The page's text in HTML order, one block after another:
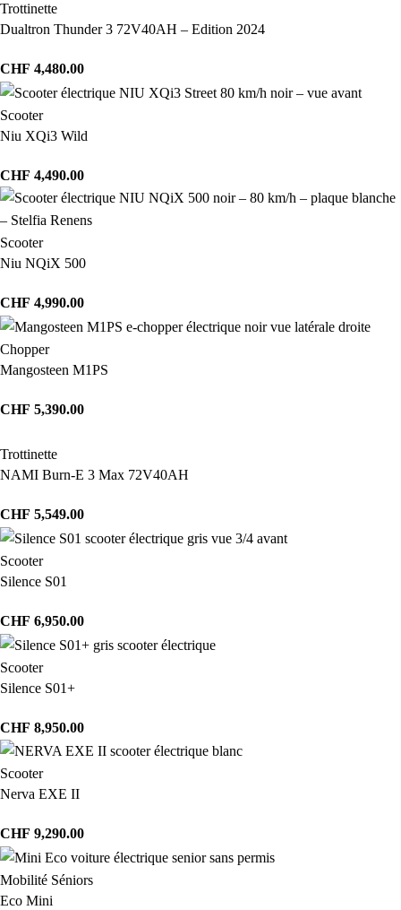
Trottinette
Dualtron Thunder 3 72V40AH – Edition 2024
CHF 4,480.00
Scooter
Niu XQi3 Wild
CHF 4,490.00
Scooter
Niu NQiX 500
CHF 4,990.00
Chopper
Mangosteen M1PS
CHF 5,390.00
Trottinette
NAMI Burn-E 3 Max 72V40AH
CHF 5,549.00
Scooter
Silence S01
CHF 6,950.00
Scooter
Silence S01+
CHF 8,950.00
Scooter
Nerva EXE II
CHF 9,290.00
Mobilité Séniors
Eco Mini